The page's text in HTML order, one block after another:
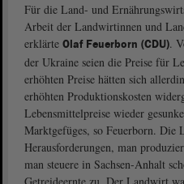
Für die Land- und
Arbeit der Landwirtinnen und
erklärte Olaf Feuerborn (CDU).
der Ukraine seien die Preise für
erhöhten Preise hätten sich
erhöhten Produktionskosten
Lebensmittelpreise wieder
Marktgefüges, so Feuerborn. Die
Herausforderungen, man
man steuere in Sachsen-Anhalt
Getreideernte zu. Der Landwirt